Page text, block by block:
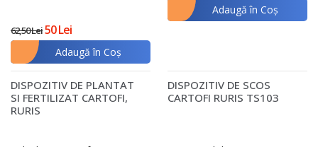
62,50 Lei50 Lei
Adaugă în Coş
Adaugă în Coş
DISPOZITIV DE PLANTAT
SI FERTILIZAT CARTOFI,
RURIS
DISPOZITIV DE SCOS
CARTOFI RURIS TS103